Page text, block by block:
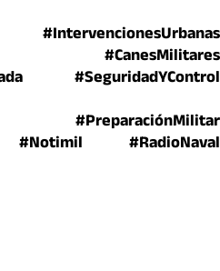
#IntervencionesUrbanas
#CanesMilitares
#SeguridadYControl
#PreparaciónMilitar
#Notimil #RadioNaval